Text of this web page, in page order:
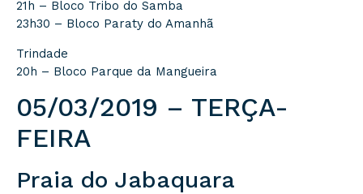
21h – Bloco Tribo do Samba
23h30 – Bloco Paraty do Amanhã
Trindade
20h – Bloco Parque da Mangueira
05/03/2019 – TERÇA-
FEIRA
Praia do Jabaquara